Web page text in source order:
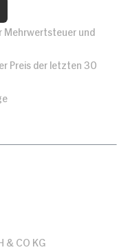
Mehrwertsteuer und
Preis der letzten 30
& CO KG